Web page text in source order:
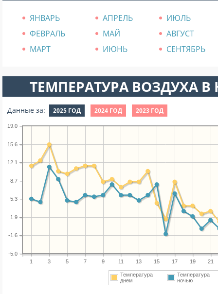
ЯНВАРЬ АПРЕЛЬ
ИЮЛЬ
ФЕВРАЛЬ
МАЙ
АВГУСТ
МАРТ
ИЮНЬ СЕНТЯБРЬ
ТЕМПЕРАТУРА ВОЗДУХА В
Данные за: 2025 ГОД 2024 ГОД 2023 ГОД
1 3 5 7 9 11 13 15 17 19 21
-5.0
-1.6
1.9
5.3
8.7
12.1
15.6
19.0
Температура
днем
Температура
ночью